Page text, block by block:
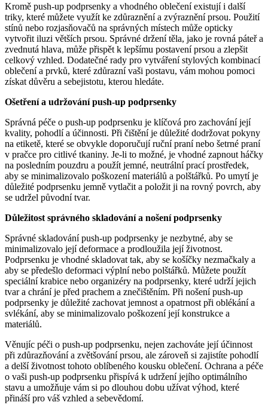
Kromě push-up podprsenky a vhodného oblečení existují i ​​další
triky, které můžete využít ke zdůraznění a zvýraznění prsou. Použití
stínů nebo rozjasňovačů na správných místech může opticky
vytvořit iluzi větších prsou. Správné držení těla, jako je rovná páteř a
zvednutá hlava, může přispět k lepšímu postavení prsou a zlepšit
celkový vzhled. Dodatečné rady pro vytváření stylových kombinací
oblečení a prvků, které zdůrazní vaši postavu, vám mohou pomoci
získat důvěru a sebejistotu, kterou hledáte.
Ošetření a udržování push-up podprsenky
Správná péče o push-up podprsenku je klíčová pro zachování její
kvality, pohodlí a účinnosti. Při čištění je důležité dodržovat pokyny
na etiketě, které se obvykle doporučují ruční praní nebo šetrné praní
v pračce pro citlivé tkaniny. Je-li to možné, je vhodné zapnout háčky
na posledním pouzdru a použít jemné, neutrální prací prostředek,
aby se minimalizovalo poškození materiálů a polštářků. Po umytí je
důležité podprsenku jemně vytlačit a položit ji na rovný povrch, aby
se udržel původní tvar.
Důležitost správného skladování a nošení podprsenky
Správné skladování push-up podprsenky je nezbytné, aby se
minimalizovalo její deformace a prodloužila její životnost.
Podprsenku je vhodné skladovat tak, aby se košíčky nezmačkaly a
aby se předešlo deformaci výplní nebo polštářků. Můžete použít
speciální krabice nebo organizéry na podprsenky, které udrží jejich
tvar a chrání je před prachem a znečištěním. Při nošení push-up
podprsenky je důležité zachovat jemnost a opatrnost při oblékání a
svlékání, aby se minimalizovalo poškození její konstrukce a
materiálů.
Věnujíc péči o push-up podprsenku, nejen zachováte její účinnost
při zdůrazňování a zvětšování prsou, ale zároveň si zajistíte pohodlí
a delší životnost tohoto oblíbeného kousku oblečení. Ochrana a péče
o vaši push-up podprsenku přispívá k udržení jejího optimálního
stavu a umožňuje vám si po dlouhou dobu užívat výhod, které
přináší pro váš vzhled a sebevědomí.